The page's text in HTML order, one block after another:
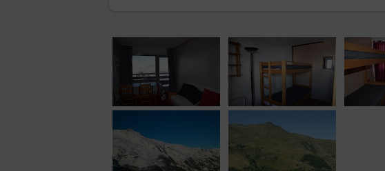
WCséparé
Equipement confort : local à skis
Prestations payantes : linge de lit, ménage fin de séjour
Remise des clés à la Station